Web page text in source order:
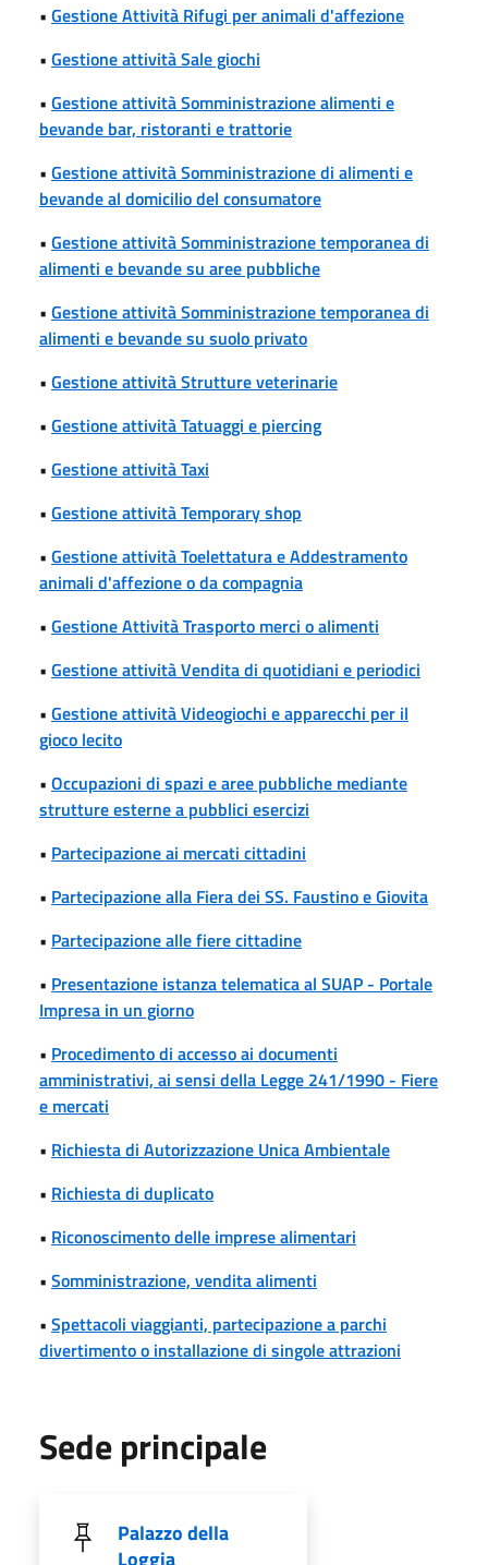
• Gestione Attività Rifugi per animali d'affezione
• Gestione attività Sale giochi
• Gestione attività Somministrazione alimenti e
bevande bar, ristoranti e trattorie
• Gestione attività Somministrazione di alimenti e
bevande al domicilio del consumatore
• Gestione attività Somministrazione temporanea di
alimenti e bevande su aree pubbliche
• Gestione attività Somministrazione temporanea di
alimenti e bevande su suolo privato
• Gestione attività Strutture veterinarie
• Gestione attività Tatuaggi e piercing
• Gestione attività Taxi
• Gestione attività Temporary shop
• Gestione attività Toelettatura e Addestramento
animali d'affezione o da compagnia
• Gestione Attività Trasporto merci o alimenti
• Gestione attività Vendita di quotidiani e periodici
• Gestione attività Videogiochi e apparecchi per il
gioco lecito
• Occupazioni di spazi e aree pubbliche mediante
strutture esterne a pubblici esercizi
• Partecipazione ai mercati cittadini
• Partecipazione alla Fiera dei SS. Faustino e Giovita
• Partecipazione alle fiere cittadine
• Presentazione istanza telematica al SUAP - Portale
Impresa in un giorno
• Procedimento di accesso ai documenti
amministrativi, ai sensi della Legge 241/1990 - Fiere
e mercati
• Richiesta di Autorizzazione Unica Ambientale
• Richiesta di duplicato
• Riconoscimento delle imprese alimentari
• Somministrazione, vendita alimenti
• Spettacoli viaggianti, partecipazione a parchi
divertimento o installazione di singole attrazioni
Sede principale
Palazzo della
Loggia